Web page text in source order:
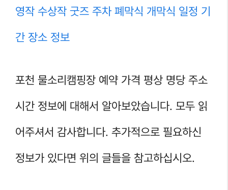
영작 수상작 굿즈 주차 폐막식 개막식 일정 기
간 장소 정보
포천 물소리캠핑장 예약 가격 평상 명당 주소
시간 정보에 대해서 알아보았습니다. 모두 읽
어주셔서 감사합니다. 추가적으로 필요하신
정보가 있다면 위의 글들을 참고하십시오.